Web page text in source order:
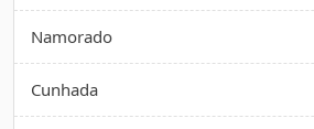
Namorado
Cunhada